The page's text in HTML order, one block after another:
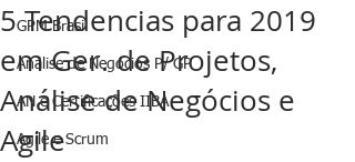
GPM Brasil
Análise de Negócios P/ GP
AN e Certificações IIBA
Agile e Scrum
5 Tendencias para 2019
em Ger. de Projetos,
Análise de Negócios e
Agile